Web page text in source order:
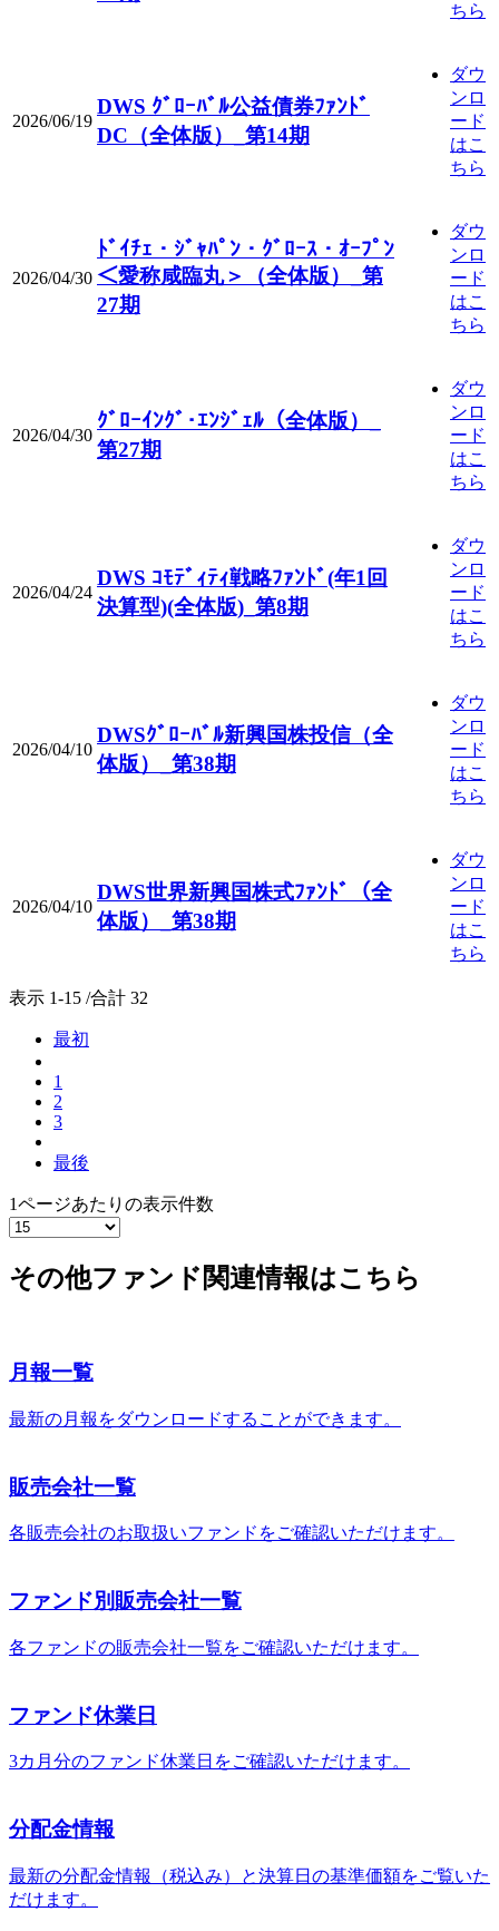
ちら
2026/06/19
DWS ｸﾞﾛｰﾊﾞﾙ公益債券ﾌｧﾝﾄﾞ
DC（全体版）_第14期
ダウ
ンロ
ード
はこ
ちら
2026/04/30
ﾄﾞｲﾁｪ・ｼﾞｬﾊﾟﾝ・ｸﾞﾛｰｽ・ｵｰﾌﾟﾝ
＜愛称咸臨丸＞（全体版）_第
27期
ダウ
ンロ
ード
はこ
ちら
2026/04/30
ｸﾞﾛｰｲﾝｸﾞ･ｴﾝｼﾞｪﾙ（全体版）_
第27期
ダウ
ンロ
ード
はこ
ちら
2026/04/24
DWS ｺﾓﾃﾞｨﾃｨ戦略ﾌｧﾝﾄﾞ(年1回
決算型)(全体版)_第8期
ダウ
ンロ
ード
はこ
ちら
2026/04/10
DWSｸﾞﾛｰﾊﾞﾙ新興国株投信（全
体版）_第38期
ダウ
ンロ
ード
はこ
ちら
2026/04/10
DWS世界新興国株式ﾌｧﾝﾄﾞ（全
体版）_第38期
ダウ
ンロ
ード
はこ
ちら
表示 1-15 /合計 32
最初
1
2
3
最後
1ページあたりの表示件数
その他ファンド関連情報はこちら
月報一覧
最新の月報をダウンロードすることができます。
販売会社一覧
各販売会社のお取扱いファンドをご確認いただけます。
ファンド別販売会社一覧
各ファンドの販売会社一覧をご確認いただけます。
ファンド休業日
3カ月分のファンド休業日をご確認いただけます。
分配金情報
最新の分配金情報（税込み）と決算日の基準価額をご覧いた
だけます。